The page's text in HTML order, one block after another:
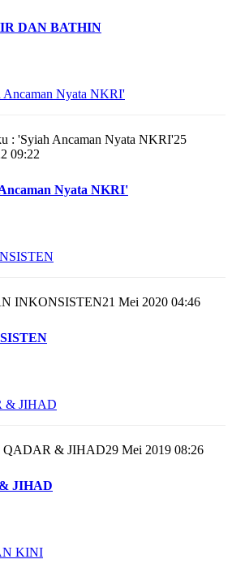
DAN BATHIN
25
09:22
Nyata NKRI'
21 Mei 2020 04:46
29 Mei 2019 08:26
JIHAD